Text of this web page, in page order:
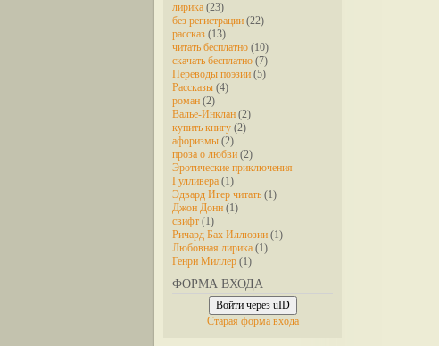
лирика (23)
без регистрации (22)
рассказ (13)
читать бесплатно (10)
скачать бесплатно (7)
Переводы поэзии (5)
Рассказы (4)
роман (2)
Валье-Инклан (2)
купить книгу (2)
афоризмы (2)
проза о любви (2)
Эротические приключения
Гулливера (1)
Эдвард Игер читать (1)
Джон Донн (1)
свифт (1)
Ричард Бах Иллюзии (1)
Любовная лирика (1)
Генри Миллер (1)
ФОРМА ВХОДА
Войти через uID
Старая форма входа